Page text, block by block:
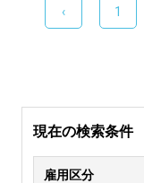
‹ 1
現在の検索条件
雇用区分